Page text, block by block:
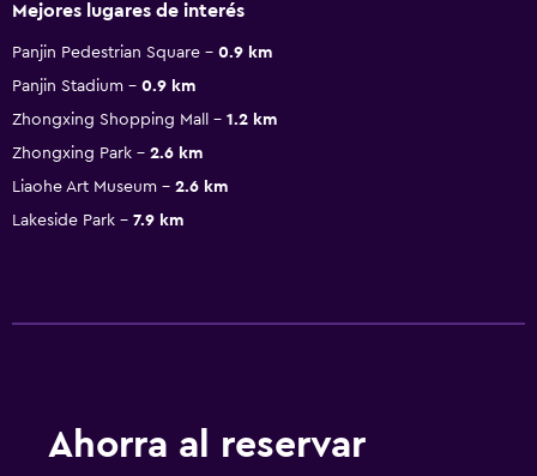
Mejores lugares de interés
Panjin Pedestrian Square
0.9 km
Panjin Stadium
0.9 km
Zhongxing Shopping Mall
1.2 km
Zhongxing Park
2.6 km
Liaohe Art Museum
2.6 km
Lakeside Park
7.9 km
Ahorra al reservar